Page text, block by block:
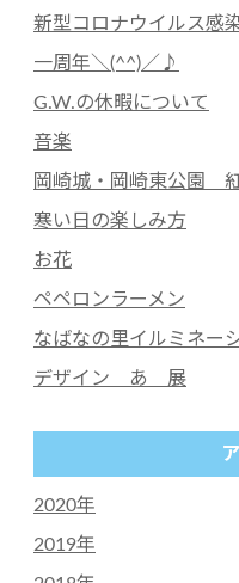
新型コロナウイルス感
一周年＼(^^)／♪
G.W.の休暇について
音楽
岡崎城・岡崎東公園
寒い日の楽しみ方
お花
ペペロンラーメン
なばなの里イルミネー
デザイン あ 展
2020年
2019年